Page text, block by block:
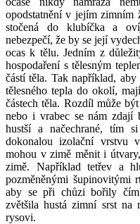
opodstatnění v jejím zimním
stočená do klubíčka a
nebezpečí, že by se její
ocas k tělu. Jedním z
hospodaření s tělesným
částí těla. Tak například,
tělesného tepla do okolí,
částech těla. Rozdíl může
nebo i vrabec se nám zdají
hustší a načechrané, tím
dokonalou izolační vrstvu
mohou v zimě měnit i
zimě. Například tetřev a
pozměněnými šupinovitými
aby se při chůzi bořily čím
zvětšila hustá zimní srst na
rysovi.